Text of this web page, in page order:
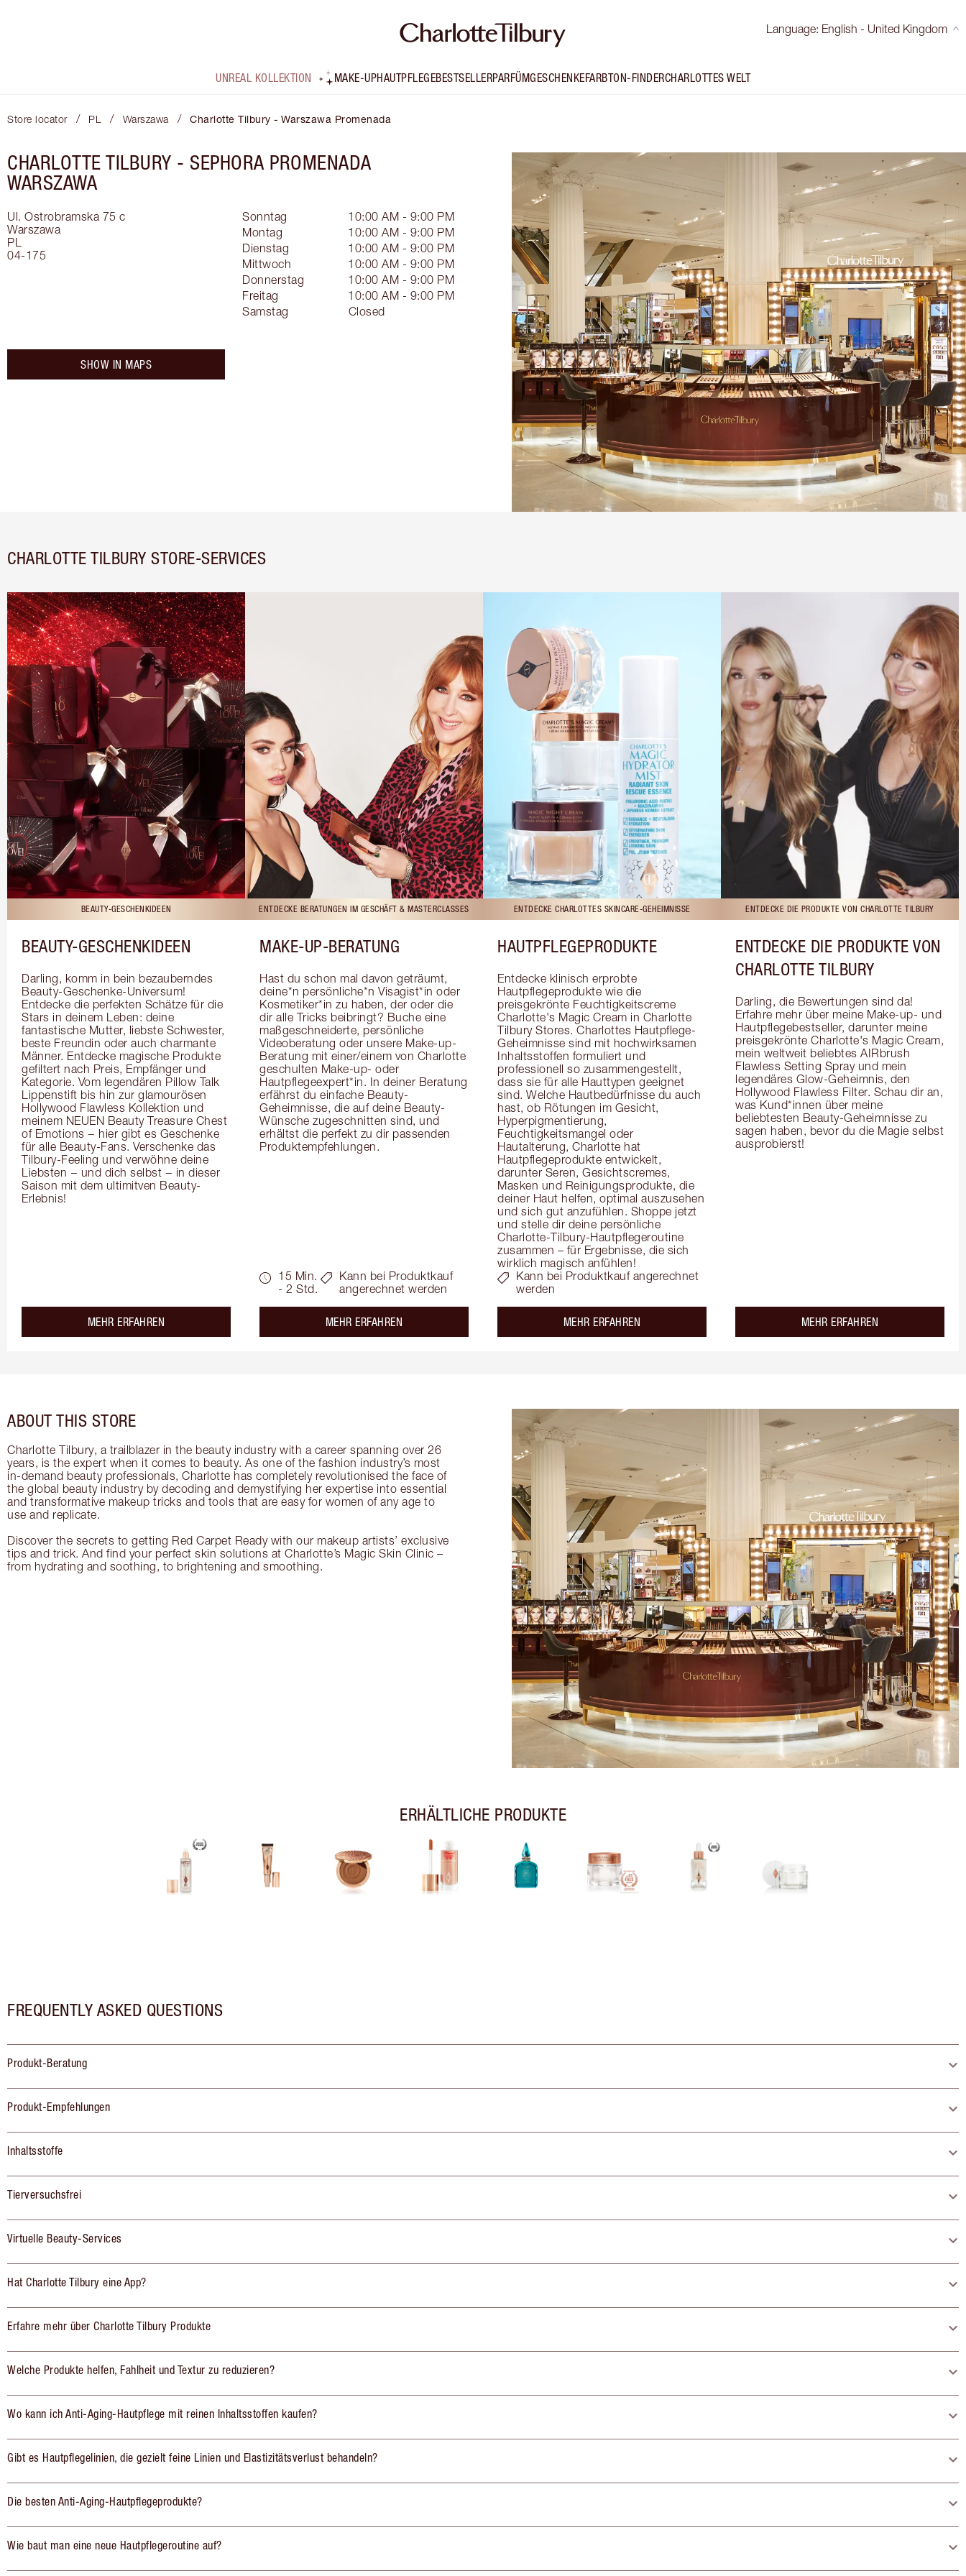
Language: English - United Kingdom
UNREAL KOLLEKTION MAKE-UPHAUTPFLEGEBESTSELLERPARFÜMGESCHENKEFARBTON-FINDERCHARLOTTES WELT
Store locator / PL / Warszawa / Charlotte Tilbury - Warszawa Promenada
CHARLOTTE TILBURY - SEPHORA PROMENADA
WARSZAWA
Ul. Ostrobramska 75 c
Warszawa
PL
04-175
Sonntag
10:00 AM - 9:00 PM
Montag
10:00 AM - 9:00 PM
Dienstag
10:00 AM - 9:00 PM
Mittwoch
10:00 AM - 9:00 PM
Donnerstag
10:00 AM - 9:00 PM
Freitag
10:00 AM - 9:00 PM
Samstag
Closed
SHOW IN MAPS
CHARLOTTE TILBURY STORE-SERVICES
BEAUTY-GESCHENKIDEEN
BEAUTY-GESCHENKIDEEN
Darling, komm in bein bezauberndes
Beauty-Geschenke-Universum!
Entdecke die perfekten Schätze für die
Stars in deinem Leben: deine
fantastische Mutter, liebste Schwester,
beste Freundin oder auch charmante
Männer. Entdecke magische Produkte
gefiltert nach Preis, Empfänger und
Kategorie. Vom legendären Pillow Talk
Lippenstift bis hin zur glamourösen
Hollywood Flawless Kollektion und
meinem NEUEN Beauty Treasure Chest
of Emotions − hier gibt es Geschenke
für alle Beauty-Fans. Verschenke das
Tilbury-Feeling und verwöhne deine
Liebsten − und dich selbst − in dieser
Saison mit dem ultimitven Beauty-
Erlebnis!
MEHR ERFAHREN
ENTDECKE BERATUNGEN IM GESCHÄFT & MASTERCLASSES
MAKE-UP-BERATUNG
Hast du schon mal davon geträumt,
deine*n persönliche*n Visagist*in oder
Kosmetiker*in zu haben, der oder die
dir alle Tricks beibringt? Buche eine
maßgeschneiderte, persönliche
Videoberatung oder unsere Make-up-
Beratung mit einer/einem von Charlotte
geschulten Make-up- oder
Hautpflegeexpert*in. In deiner Beratung
erfährst du einfache Beauty-
Geheimnisse, die auf deine Beauty-
Wünsche zugeschnitten sind, und
erhältst die perfekt zu dir passenden
Produktempfehlungen.
15 Min.
- 2 Std.
Kann bei Produktkauf
angerechnet werden
MEHR ERFAHREN
ENTDECKE CHARLOTTES SKINCARE-GEHEIMNISSE
HAUTPFLEGEPRODUKTE
Entdecke klinisch erprobte
Hautpflegeprodukte wie die
preisgekrönte Feuchtigkeitscreme
Charlotte's Magic Cream in Charlotte
Tilbury Stores. Charlottes Hautpflege-
Geheimnisse sind mit hochwirksamen
Inhaltsstoffen formuliert und
professionell so zusammengestellt,
dass sie für alle Hauttypen geeignet
sind. Welche Hautbedürfnisse du auch
hast, ob Rötungen im Gesicht,
Hyperpigmentierung,
Feuchtigkeitsmangel oder
Hautalterung, Charlotte hat
Hautpflegeprodukte entwickelt,
darunter Seren, Gesichtscremes,
Masken und Reinigungsprodukte, die
deiner Haut helfen, optimal auszusehen
und sich gut anzufühlen. Shoppe jetzt
und stelle dir deine persönliche
Charlotte-Tilbury-Hautpflegeroutine
zusammen – für Ergebnisse, die sich
wirklich magisch anfühlen!
Kann bei Produktkauf angerechnet
werden
MEHR ERFAHREN
ENTDECKE DIE PRODUKTE VON CHARLOTTE TILBURY
ENTDECKE DIE PRODUKTE VON
CHARLOTTE TILBURY
Darling, die Bewertungen sind da!
Erfahre mehr über meine Make-up- und
Hautpflegebestseller, darunter meine
preisgekrönte Charlotte's Magic Cream,
mein weltweit beliebtes AIRbrush
Flawless Setting Spray und mein
legendäres Glow-Geheimnis, den
Hollywood Flawless Filter. Schau dir an,
was Kund*innen über meine
beliebtesten Beauty-Geheimnisse zu
sagen haben, bevor du die Magie selbst
ausprobierst!
MEHR ERFAHREN
ABOUT THIS STORE
Charlotte Tilbury, a trailblazer in the beauty industry with a career spanning over 26
years, is the expert when it comes to beauty. As one of the fashion industry’s most
in-demand beauty professionals, Charlotte has completely revolutionised the face of
the global beauty industry by decoding and demystifying her expertise into essential
and transformative makeup tricks and tools that are easy for women of any age to
use and replicate.
Discover the secrets to getting Red Carpet Ready with our makeup artists’ exclusive
tips and trick. And find your perfect skin solutions at Charlotte’s Magic Skin Clinic –
from hydrating and soothing, to brightening and smoothing.
ERHÄLTLICHE PRODUKTE
FREQUENTLY ASKED QUESTIONS
Produkt-Beratung
Produkt-Empfehlungen
Inhaltsstoffe
Tierversuchsfrei
Virtuelle Beauty-Services
Hat Charlotte Tilbury eine App?
Erfahre mehr über Charlotte Tilbury Produkte
Welche Produkte helfen, Fahlheit und Textur zu reduzieren?
Wo kann ich Anti-Aging-Hautpflege mit reinen Inhaltsstoffen kaufen?
Gibt es Hautpflegelinien, die gezielt feine Linien und Elastizitätsverlust behandeln?
Die besten Anti-Aging-Hautpflegeprodukte?
Wie baut man eine neue Hautpflegeroutine auf?